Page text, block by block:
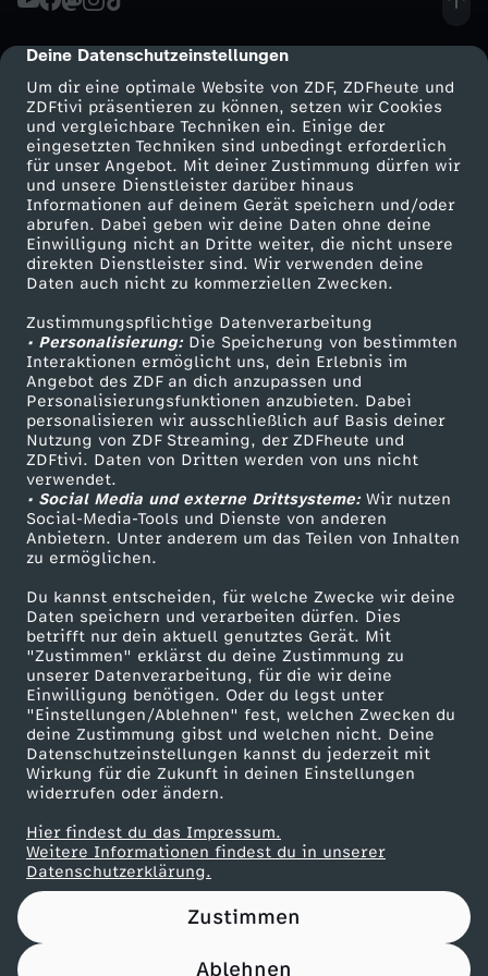
cmp-dialog-description
Deine Datenschutzeinstellungen
Um dir eine optimale Website von ZDF, ZDFheute und
ZDFtivi präsentieren zu können, setzen wir Cookies
und vergleichbare Techniken ein. Einige der
eingesetzten Techniken sind unbedingt erforderlich
für unser Angebot. Mit deiner Zustimmung dürfen wir
und unsere Dienstleister darüber hinaus
Informationen auf deinem Gerät speichern und/oder
abrufen. Dabei geben wir deine Daten ohne deine
Einwilligung nicht an Dritte weiter, die nicht unsere
direkten Dienstleister sind. Wir verwenden deine
Daten auch nicht zu kommerziellen Zwecken.
Zustimmungspflichtige Datenverarbeitung
• Personalisierung:Die Speicherung von bestimmten
Interaktionen ermöglicht uns, dein Erlebnis im
Angebot des ZDF an dich anzupassen und
Personalisierungsfunktionen anzubieten. Dabei
personalisieren wir ausschließlich auf Basis deiner
Nutzung von ZDF Streaming, der ZDFheute und
ZDFtivi. Daten von Dritten werden von uns nicht
verwendet.
• Social Media und externe Drittsysteme:Wir nutzen
Social-Media-Tools und Dienste von anderen
Anbietern. Unter anderem um das Teilen von Inhalten
zu ermöglichen.
Du kannst entscheiden, für welche Zwecke wir deine
Daten speichern und verarbeiten dürfen. Dies
betrifft nur dein aktuell genutztes Gerät. Mit
"Zustimmen" erklärst du deine Zustimmung zu
unserer Datenverarbeitung, für die wir deine
Einwilligung benötigen. Oder du legst unter
"Einstellungen/Ablehnen" fest, welchen Zwecken du
deine Zustimmung gibst und welchen nicht. Deine
Datenschutzeinstellungen kannst du jederzeit mit
Wirkung für die Zukunft in deinen Einstellungen
widerrufen oder ändern.
Hier findest du das Impressum.
Weitere Informationen findest du in unserer
Datenschutzerklärung.
Zustimmen
Ablehnen
h
t
s
e
l
e
n
a
l
l
e
i
n
es
a
u
s
d
e
m
R
e
i
h
e
n
h
a
u
s
l
h
a
u
s
h
ä
l
f
t
e
a
u
f
F
r
a
n
z
ö
s
i
s
c
h
i
n
d
e
r
s
c
h
w
i
n
d
l
e
r
i
n
r
a
u
m
w
o
h
n
u
n
t
e
B
e
s
c
h
e
r
u
n
g
w
e
r
k
e
r
u
n
d
a
n
d
e
r
K
a
t
s
t
f
i
x
i
m
m
e
r
E
l
t
e
r
n
z
g
e
g
e
n
M
e
r
z
l
a
j
a
g
t
d
a
s
G
l
ü
c
k
z
g
e
g
e
M
e
r
z
H
o
c
h
z
e
i
l
l
e
n
g
e
H
a
u
s
b
a
u
h
e
i
r
a
t
e
e
i
n
F
a
m
i
l
i
s
t
w
o
c
h
e
n
n
F
r
e
u
n
d
,
d
a
s
E
k
e
Mehr ZDF
ZDF-Apps
Smart TV
ZDFtext
Livestreams
Sendungen A-Z
TV-Programm
Service
ZDFmitreden
Kontakt zum ZDF
Tickets
Zuschauerservice
Hilfe
ZDF Unternehmen
Karriere
ZDF goes Schule
Werbefernsehen
Mainzelmännchen
Partner